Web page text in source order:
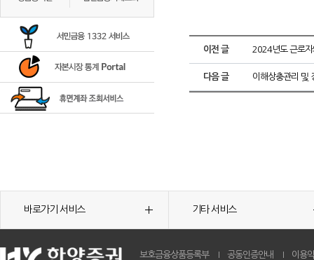
이전 글 2024년도 근로
다음 글 이해상충관리 및
바로가기 서비스 기타 서비스
보호금융상품등록부 공동인증안내 이용